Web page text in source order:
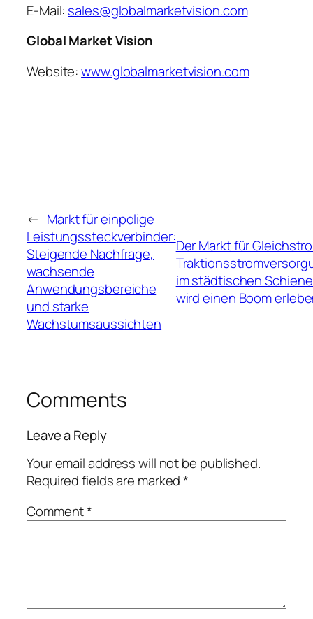
E-Mail: sales@globalmarketvision.com
Global Market Vision
Website:www.globalmarketvision.com
← Markt für einpolige
Leistungssteckverbinder:
Steigende Nachfrage,
wachsende
Anwendungsbereiche
und starke
Wachstumsaussichten
Der Markt für
im städtischen
wird einen Boom
Comments
Leave a Reply
Your email address will not be published.
Required fields are marked*
Comment*